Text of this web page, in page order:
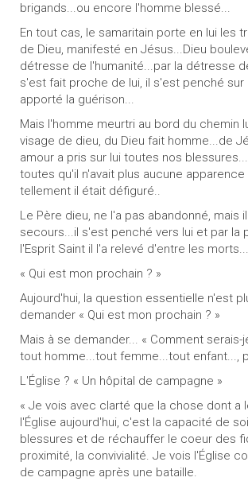
brigands...ou encore l'homme blessé...
En tout cas, le samaritain porte en lui les
de Dieu, manifesté en Jésus...Dieu
détresse de l'humanité...par la détresse
s'est fait proche de lui, il s'est penché sur
apporté la guérison...
Mais l'homme meurtri au bord du chemin
visage de dieu, du Dieu fait homme...de
amour a pris sur lui toutes nos
toutes qu'il n'avait plus aucune
tellement il était défiguré..
Le Père dieu, ne l'a pas abandonné, mais
secours...il s'est penché vers lui et par la
l'Esprit Saint il l'a relevé d'entre les morts...
« Qui est mon prochain ? »
Aujourd'hui, la question essentielle n'est
demander « Qui est mon prochain ? »
Mais à se demander... « Comment serais-
tout homme...tout femme...tout enfant...,
L'Église ? « Un hôpital de campagne »
« Je vois avec clarté que la chose dont a
l'Église aujourd'hui, c'est la capacité de
blessures et de réchauffer le coeur des
proximité, la convivialité. Je vois l'Église
de campagne après une bataille.